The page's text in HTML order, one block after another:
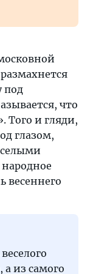
под
что
Того и гляди,
глазом,
весеннего
а из самого